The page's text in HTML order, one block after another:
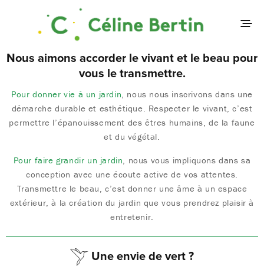
Nous aimons accorder le vivant et le beau pour
vous le transmettre.
Pour donner vie à un jardin, nous nous inscrivons dans une
démarche durable et esthétique. Respecter le vivant, c’est
permettre l’épanouissement des êtres humains, de la faune
et du végétal.
Pour faire grandir un jardin, nous vous impliquons dans sa
conception avec une écoute active de vos attentes.
Transmettre le beau, c’est donner une âme à un espace
extérieur, à la création du jardin que vous prendrez plaisir à
entretenir.
Une envie de vert ?